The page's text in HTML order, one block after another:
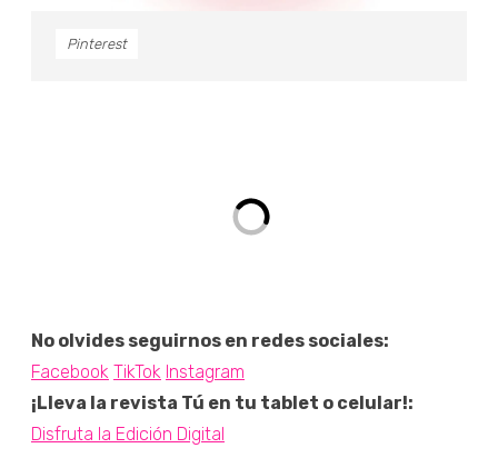
Pinterest
No olvides seguirnos en redes sociales:
Facebook TikTok Instagram
¡Lleva la revista Tú en tu tablet o celular!:
Disfruta la Edición Digital